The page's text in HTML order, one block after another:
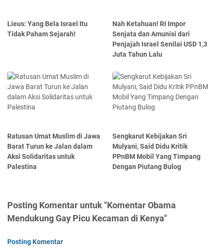
Lieus: Yang Bela Israel Itu
Tidak Paham Sejarah!
Nah Ketahuan! RI Impor
Senjata dan Amunisi dari
Penjajah Israel Senilai USD 1,3
Juta Tahun Lalu
Ratusan Umat Muslim di Jawa
Barat Turun ke Jalan dalam
Aksi Solidaritas untuk
Palestina
Sengkarut Kebijakan Sri
Mulyani, Said Didu Kritik
PPnBM Mobil Yang Timpang
Dengan Piutang Bulog
Posting Komentar untuk "Komentar Obama
Mendukung Gay Picu Kecaman di Kenya"
Posting Komentar